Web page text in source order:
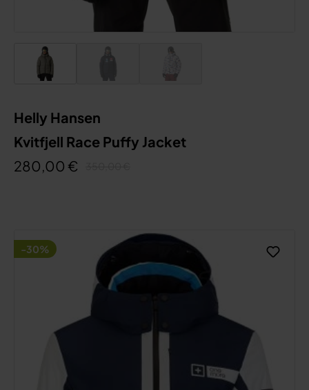
Helly Hansen
Kvitfjell Race Puffy Jacket
280,00 €
-30%